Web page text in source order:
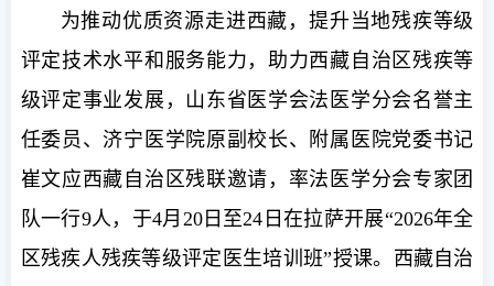
为推动优质资源走进西藏，提升当地残疾等级
评定技术水平和服务能力，助力西藏自治区残疾等
级评定事业发展，山东省医学会法医学分会名誉主
任委员、济宁医学院原副校长、附属医院党委书记
崔文应西藏自治区残联邀请，率法医学分会专家团
队一行9人，于4月20日至24日在拉萨开展“2026年全
区残疾人残疾等级评定医生培训班”授课。西藏自治